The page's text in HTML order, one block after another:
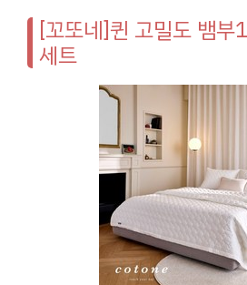
[꼬또네]퀸 고밀도 뱀
세트